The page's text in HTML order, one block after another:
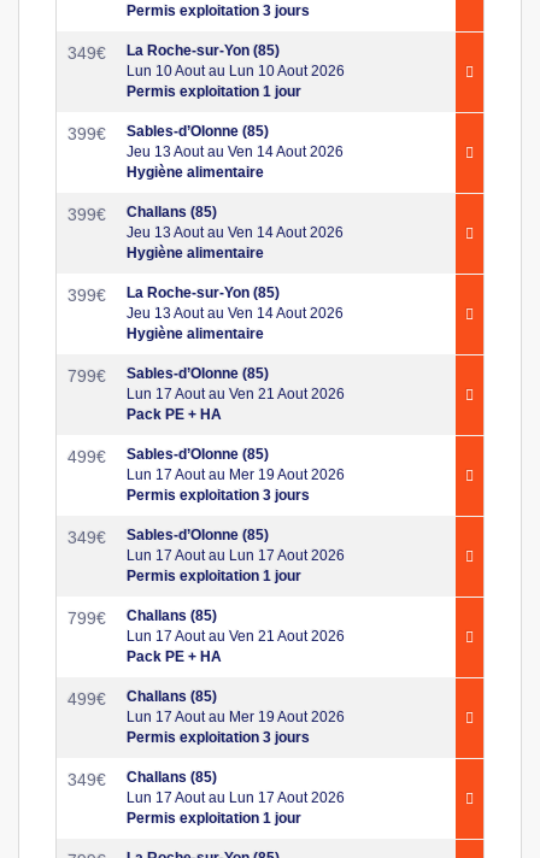
Permis exploitation 3 jours
349€
La Roche-sur-Yon (85)
Lun 10 Aout au Lun 10 Aout 2026
Permis exploitation 1 jour
399€
Sables-d’Olonne (85)
Jeu 13 Aout au Ven 14 Aout 2026
Hygiène alimentaire
399€
Challans (85)
Jeu 13 Aout au Ven 14 Aout 2026
Hygiène alimentaire
399€
La Roche-sur-Yon (85)
Jeu 13 Aout au Ven 14 Aout 2026
Hygiène alimentaire
799€
Sables-d’Olonne (85)
Lun 17 Aout au Ven 21 Aout 2026
Pack PE + HA
499€
Sables-d’Olonne (85)
Lun 17 Aout au Mer 19 Aout 2026
Permis exploitation 3 jours
349€
Sables-d’Olonne (85)
Lun 17 Aout au Lun 17 Aout 2026
Permis exploitation 1 jour
799€
Challans (85)
Lun 17 Aout au Ven 21 Aout 2026
Pack PE + HA
499€
Challans (85)
Lun 17 Aout au Mer 19 Aout 2026
Permis exploitation 3 jours
349€
Challans (85)
Lun 17 Aout au Lun 17 Aout 2026
Permis exploitation 1 jour